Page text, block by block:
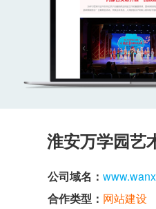
淮安万学园艺
公司域名：
合作类型： 网站建设